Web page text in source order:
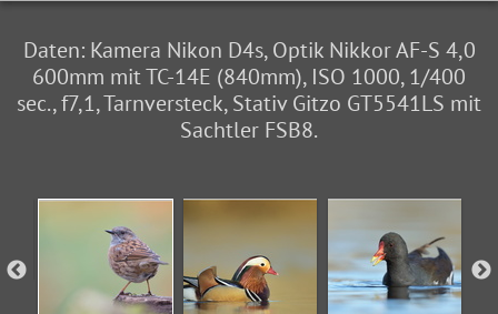
Daten: Kamera Nikon D4s, Optik Nikkor AF-S 4,0
600mm mit TC-14E (840mm), ISO 1000, 1/400
sec., f7,1, Tarnversteck, Stativ Gitzo GT5541LS mit
Sachtler FSB8.